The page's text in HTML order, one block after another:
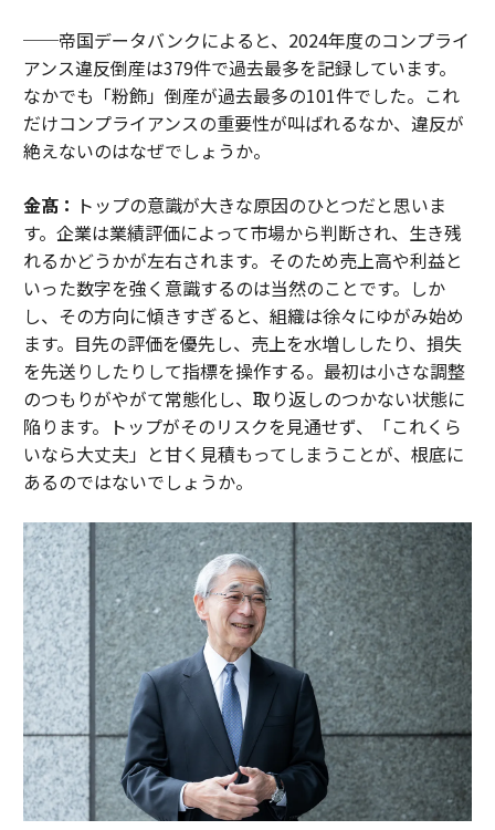
──帝国データバンクによると、2024年度のコンプライ
アンス違反倒産は379件で過去最多を記録しています。
なかでも「粉飾」倒産が過去最多の101件でした。これ
だけコンプライアンスの重要性が叫ばれるなか、違反が
絶えないのはなぜでしょうか。
金髙： トップの意識が大きな原因のひとつだと思いま
す。企業は業績評価によって市場から判断され、生き残
れるかどうかが左右されます。そのため売上高や利益と
いった数字を強く意識するのは当然のことです。しか
し、その方向に傾きすぎると、組織は徐々にゆがみ始め
ます。目先の評価を優先し、売上を水増ししたり、損失
を先送りしたりして指標を操作する。最初は小さな調整
のつもりがやがて常態化し、取り返しのつかない状態に
陥ります。トップがそのリスクを見通せず、「これくら
いなら大丈夫」と甘く見積もってしまうことが、根底に
あるのではないでしょうか。